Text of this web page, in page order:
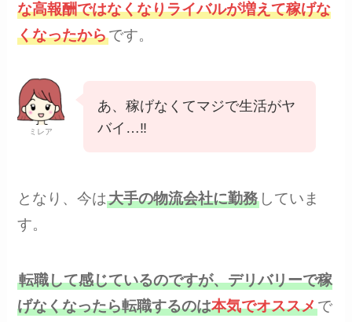
な高報酬ではなくなりライバルが増えて稼げな
くなったからです。
ミレア
あ、稼げなくてマジで生活がヤ
バイ…‼️
となり、今は大手の物流会社に勤務 していま
す。
転職して感じているのですが、デリバリーで稼
げなくなったら転職するのは本気でオススメで